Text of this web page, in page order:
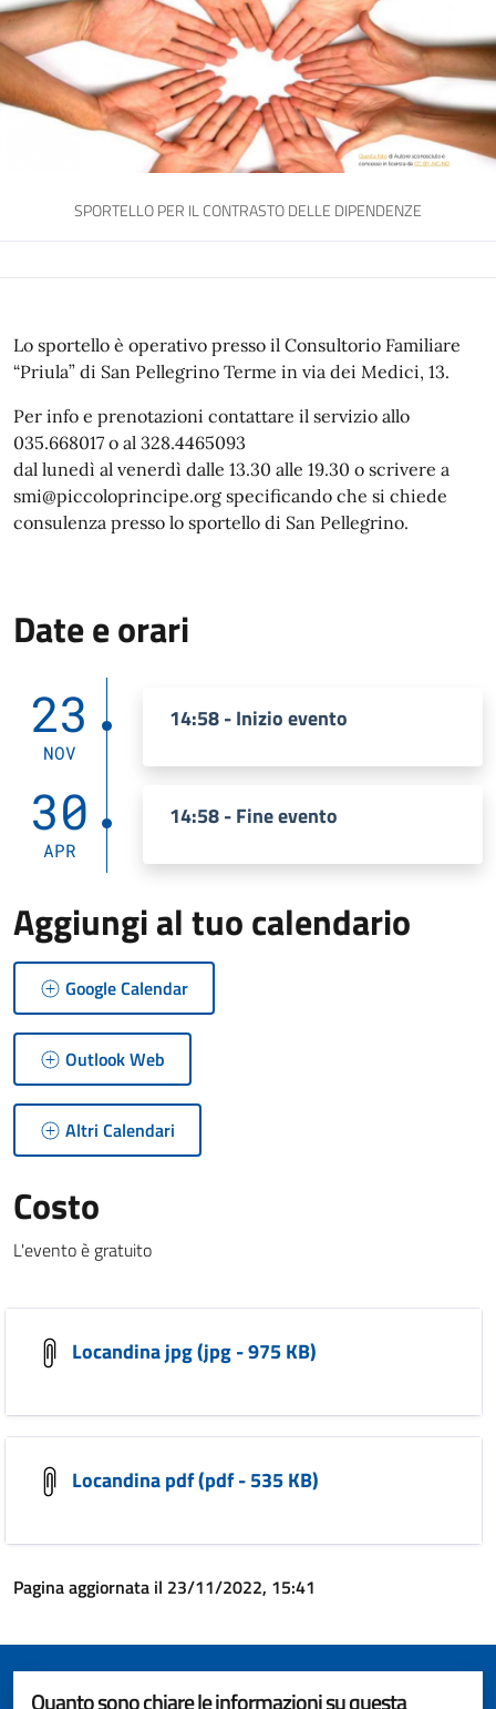
SPORTELLO PER IL CONTRASTO DELLE DIPENDENZE
Lo sportello è operativo presso il Consultorio Familiare
“Priula” di San Pellegrino Terme in via dei Medici, 13.
Per info e prenotazioni contattare il servizio allo
035.668017 o al 328.4465093
dal lunedì al venerdì dalle 13.30 alle 19.30 o scrivere a
smi@piccoloprincipe.org specificando che si chiede
consulenza presso lo sportello di San Pellegrino.
Date e orari
23
NOV
14:58 - Inizio evento
30
APR
14:58 - Fine evento
Aggiungi al tuo calendario
Google Calendar
Outlook Web
Altri Calendari
Costo
L'evento è gratuito
Locandina jpg (jpg - 975 KB)
Locandina pdf (pdf - 535 KB)
Pagina aggiornata il 23/11/2022, 15:41